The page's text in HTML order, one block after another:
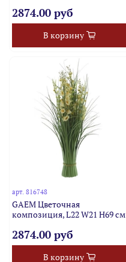
2874.00 руб
В корзину
арт.816748
GAEM Цветочная
композиция, L22 W21 H69 см
2874.00 руб
В корзину